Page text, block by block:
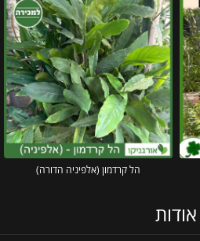
הל קרדמון (אלפיניה הדורה)
אודות